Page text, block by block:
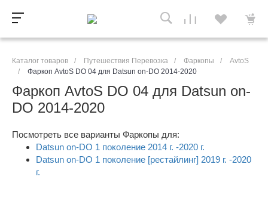
Каталог товаров / Путешествия Перевозка / Фаркопы /
AvtoS
/
Фаркоп AvtoS DO 04 для Datsun on-DO 2014-2020
Фаркоп AvtoS DO 04 для Datsun on-
DO 2014-2020
Посмотреть все варианты Фаркопы для:
Datsun on-DO 1 поколение 2014 г. -2020 г.
Datsun on-DO 1 поколение [рестайлинг] 2019 г. -2020
г.